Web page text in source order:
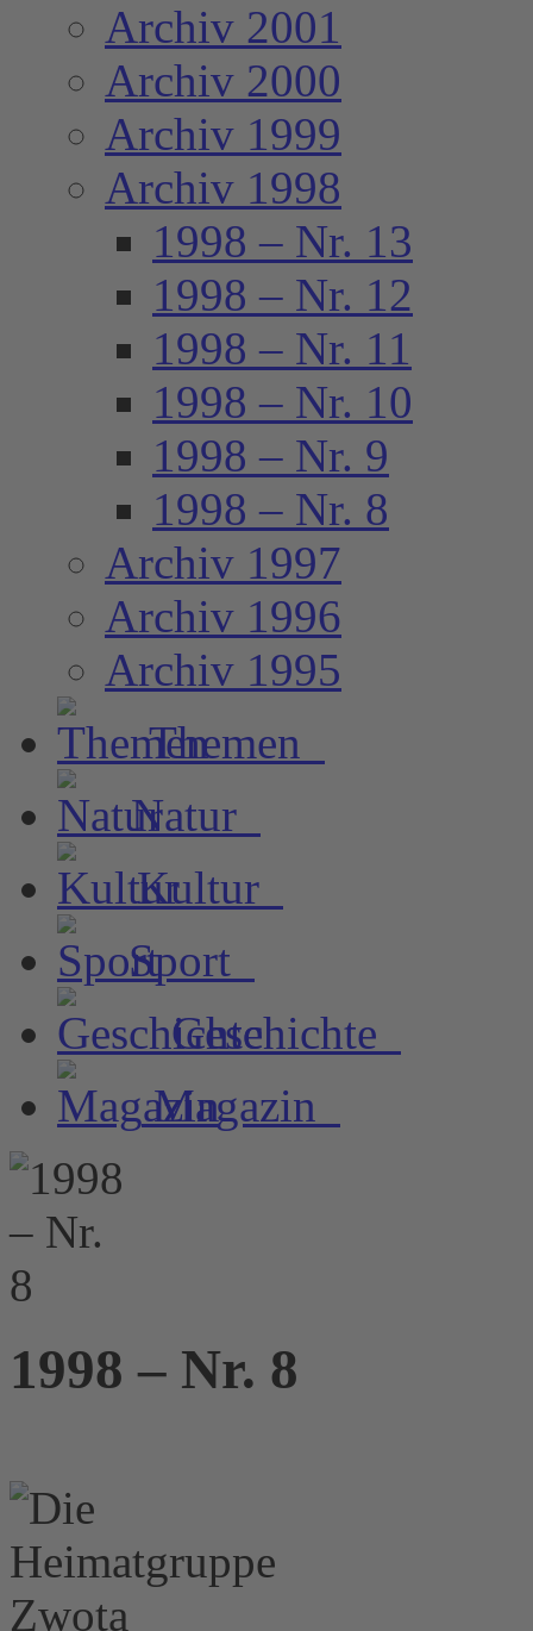
Archiv 2001
Archiv 2000
Archiv 1999
Archiv 1998
1998 – Nr. 13
1998 – Nr. 12
1998 – Nr. 11
1998 – Nr. 10
1998 – Nr. 9
1998 – Nr. 8
Archiv 1997
Archiv 1996
Archiv 1995
Themen
Natur
Kultur
Sport
Geschichte
Magazin
1998 – Nr. 8